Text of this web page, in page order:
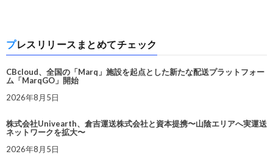
プレスリリースまとめてチェック
CBcloud、全国の「Marq」施設を起点とした新たな配送プラットフォー
ム「MarqGO」開始
2026年8月5日
株式会社Univearth、倉吉運送株式会社と資本提携〜山陰エリアへ実運送
ネットワークを拡大〜
2026年8月5日